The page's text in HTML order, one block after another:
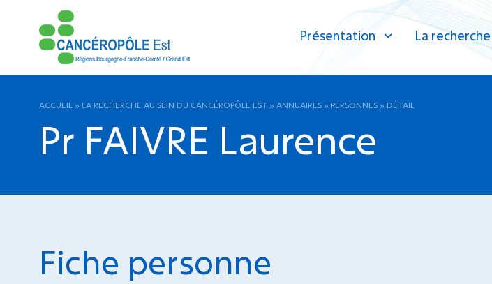
Présentation La recherche
ACCUEIL » LA RECHERCHE AU SEIN DU CANCÉROPÔLE EST » ANNUAIRES » PERSONNES » DÉTAIL
Pr FAIVRE Laurence
Fiche personne